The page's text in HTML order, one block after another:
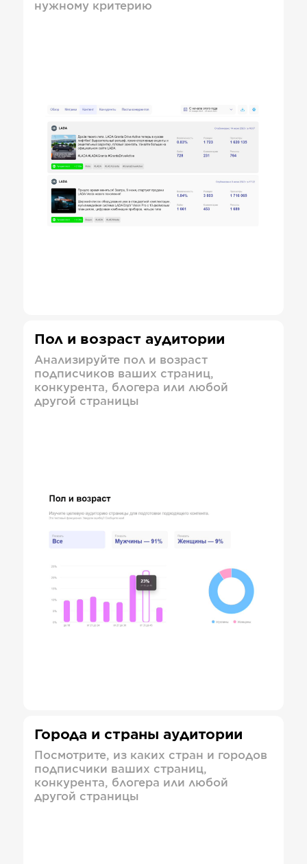
нужному критерию
Пол и возраст аудитории
Анализируйте пол и возраст
подписчиков ваших страниц,
конкурента, блогера или любой
другой страницы
Города и страны аудитории
Посмотрите, из каких стран и городов
подписчики ваших страниц,
конкурента, блогера или любой
другой страницы